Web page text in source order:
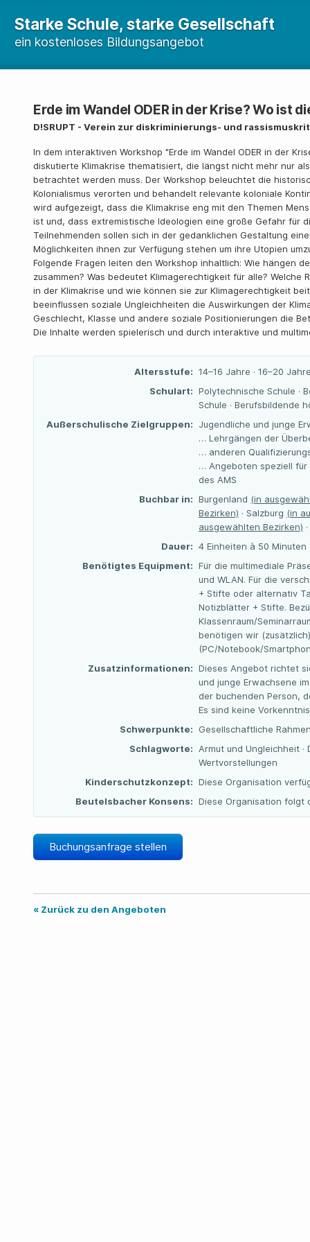
Starke Schule, starke Gesellschaft
ein kostenloses Bildungsangebot
Erde im Wandel ODER in der Krise? Wo ist
D!SRUPT - Verein zur diskriminierungs- und
In dem interaktiven Workshop "Erde im Wandel ODER in der
diskutierte Klimakrise thematisiert, die längst nicht mehr nur
betrachtet werden muss. Der Workshop beleuchtet die
Kolonialismus verorten und behandelt relevante koloniale
wird aufgezeigt, dass die Klimakrise eng mit den Themen
ist und, dass extremistische Ideologien eine große Gefahr für
Teilnehmenden sollen sich in der gedanklichen Gestaltung
Möglichkeiten ihnen zur Verfügung stehen um ihre Utopien
Folgende Fragen leiten den Workshop inhaltlich: Wie hängen
zusammen? Was bedeutet Klimagerechtigkeit für alle? Welche
in der Klimakrise und wie können sie zur Klimagerechtigkeit
beeinflussen soziale Ungleichheiten die Auswirkungen der
Geschlecht, Klasse und andere soziale Positionierungen die
Die Inhalte werden spielerisch und durch interaktive und
Altersstufe: 14–16 Jahre · 16–20
Schulart: Polytechnische Schule ·
Schule · Berufsbildende
Außerschulische Zielgruppen:
Jugendliche und junge
… Lehrgängen der
… anderen
… Angeboten speziell für
des AMS
Buchbar in: Burgenland (in
Bezirken) · Salzburg (in
ausgewählten Bezirken)
Dauer: 4 Einheiten à 50 Minuten
Benötigtes Equipment: Für die multimediale
und WLAN. Für die
+ Stifte oder alternativ
Notizblätter + Stifte.
Klassenraum/
benötigen wir
(PC/Notebook/
Zusatzinformationen: Dieses Angebot richtet
und junge Erwachsene
der buchenden Person,
Es sind keine
Schwerpunkte:
Gesellschaftliche
Schlagworte:
Armut und Ungleichheit ·
Wertvorstellungen
Kinderschutzkonzept: Diese Organisation
Beutelsbacher Konsens: Diese Organisation folgt
Buchungsanfrage stellen
« Zurück zu den Angeboten